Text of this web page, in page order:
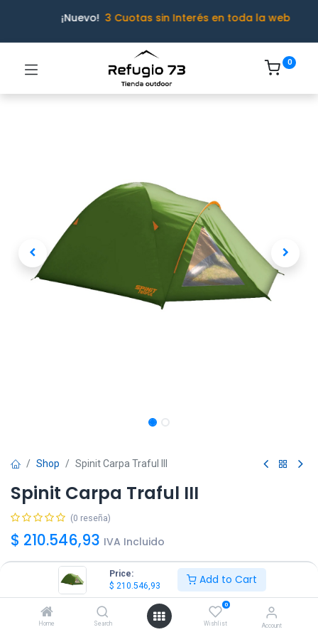
Price:
$ 210.546,93 Add to Cart
Home Search
0
Wishlist Account
¡Nuevo! 3 Cuotas sin Interés en toda la web
0
Shop Spinit Carpa Traful III
Spinit Carpa Traful III
(0 reseña)
$ 210.546,93 IVA Incluido
Agregar Comprar ya!